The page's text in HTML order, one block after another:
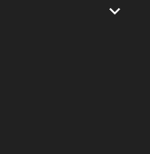
keyboard_arrow_down